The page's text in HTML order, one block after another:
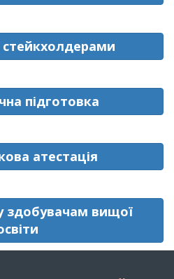
стейкхолдерами
підготовка
атестація
здобувачам вищої